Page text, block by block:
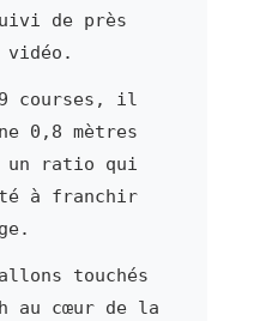
de près
courses, il
0,8 mètres
un ratio qui
à franchir
touchés
au cœur de la